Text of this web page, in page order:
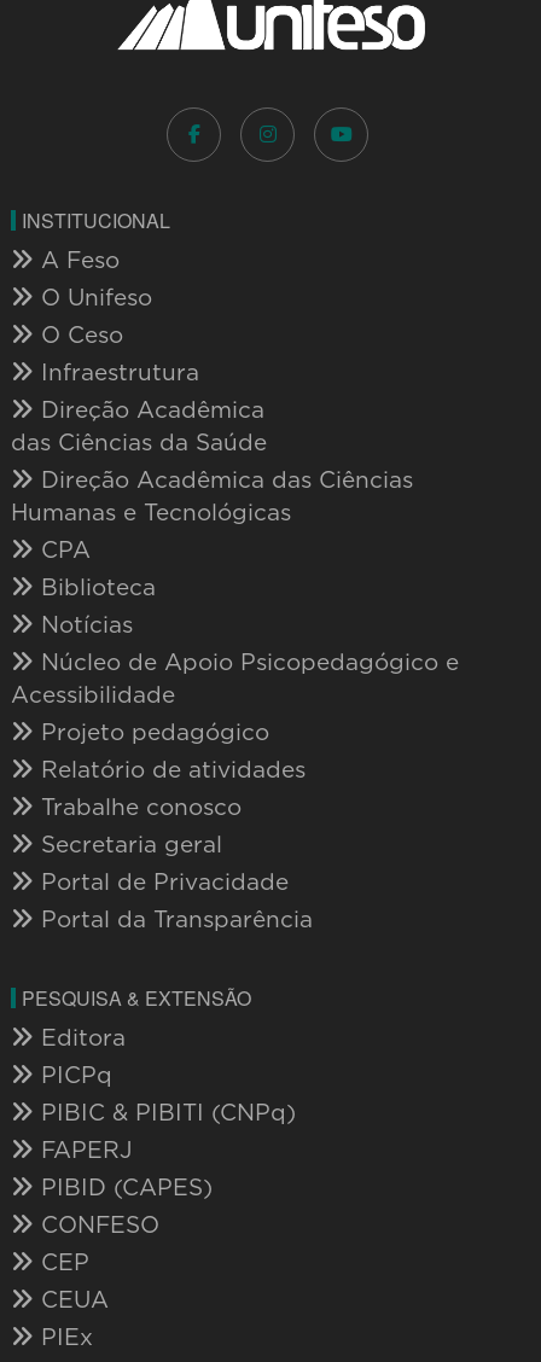
INSTITUCIONAL
A Feso
O Unifeso
O Ceso
Infraestrutura
Direção Acadêmica
das Ciências da Saúde
Direção Acadêmica das Ciências
Humanas e Tecnológicas
CPA
Biblioteca
Notícias
Núcleo de Apoio Psicopedagógico e
Acessibilidade
Projeto pedagógico
Relatório de atividades
Trabalhe conosco
Secretaria geral
Portal de Privacidade
Portal da Transparência
PESQUISA & EXTENSÃO
Editora
PICPq
PIBIC & PIBITI (CNPq)
FAPERJ
PIBID (CAPES)
CONFESO
CEP
CEUA
PIEx